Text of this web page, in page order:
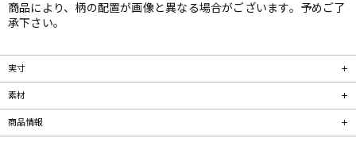
商品により、柄の配置が画像と異なる場合がございます。予めご了
承下さい。
実寸
素材
商品情報